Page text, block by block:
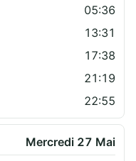
05:36
13:31
17:38
21:19
22:55
Mercredi 27 Mai